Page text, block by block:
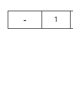
FOTOAPARATI
-
Količina